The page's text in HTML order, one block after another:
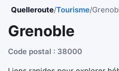
Quelleroute/Tourisme/
Grenoble
Code postal : 38000